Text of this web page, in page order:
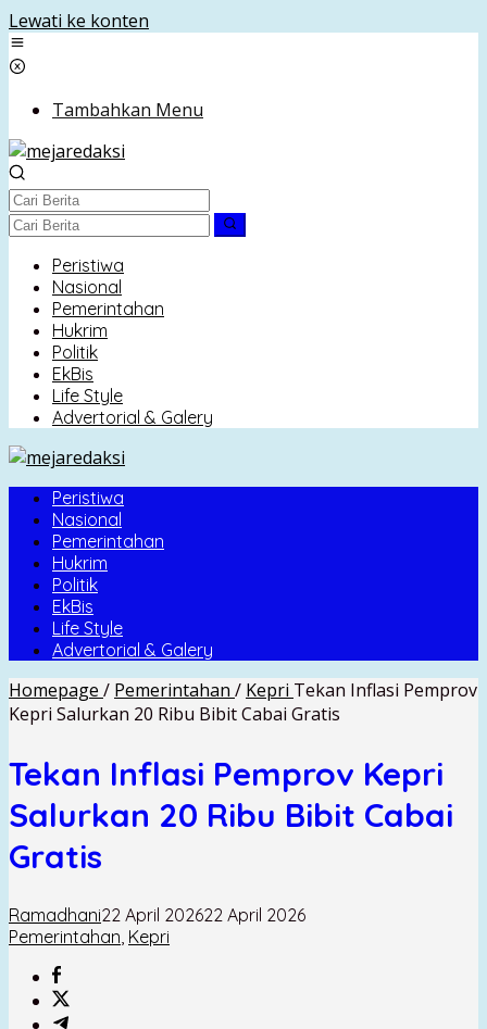
Lewati ke konten
Tambahkan Menu
Peristiwa
Nasional
Pemerintahan
Hukrim
Politik
EkBis
Life Style
Advertorial & Galery
Peristiwa
Nasional
Pemerintahan
Hukrim
Politik
EkBis
Life Style
Advertorial & Galery
Homepage / Pemerintahan / Kepri Tekan Inflasi Pemprov
Kepri Salurkan 20 Ribu Bibit Cabai Gratis
Tekan Inflasi Pemprov Kepri
Salurkan 20 Ribu Bibit Cabai
Gratis
Ramadhani22 April 202622 April 2026
Pemerintahan Kepri